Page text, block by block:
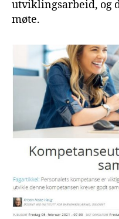
utviklingsarbeid, og
møte.